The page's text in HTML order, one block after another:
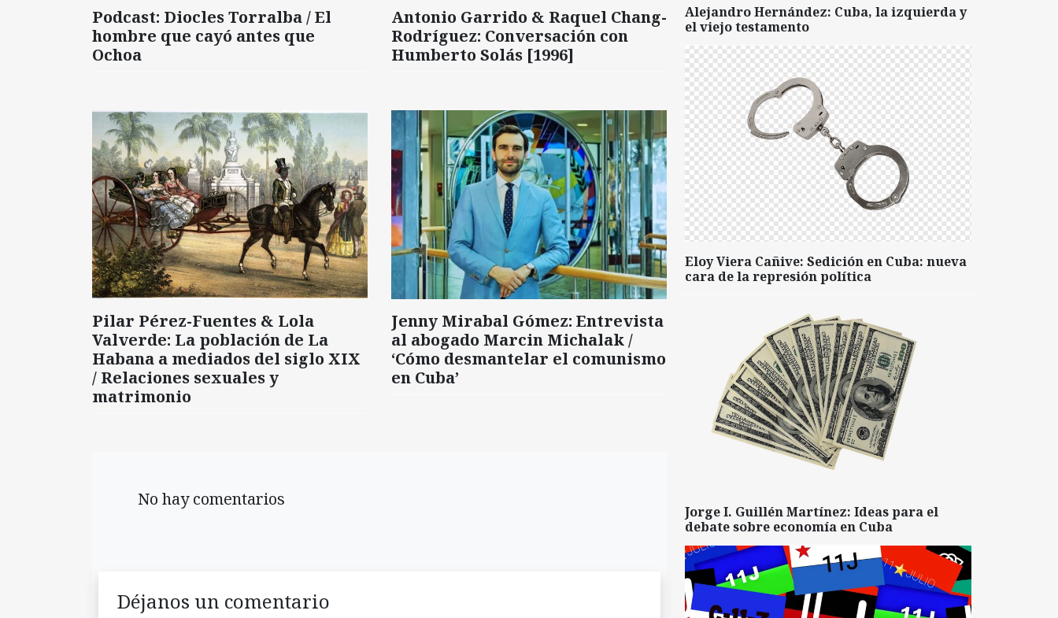
Podcast: Diocles Torralba / El
hombre que cayó antes que
Ochoa
Antonio Garrido & Raquel Chang-
Rodríguez: Conversación con
Humberto Solás [1996]
Pilar Pérez-Fuentes & Lola
Valverde: La población de La
Habana a mediados del siglo XIX
/ Relaciones sexuales y
matrimonio
Jenny Mirabal Gómez: Entrevista
al abogado Marcin Michalak /
‘Cómo desmantelar el comunismo
en Cuba’
No hay comentarios
Déjanos un comentario
Alejandro Hernández: Cuba, la izquierda y
el viejo testamento
Eloy Viera Cañive: Sedición en Cuba: nueva
cara de la represión política
Jorge I. Guillén Martínez: Ideas para el
debate sobre economía en Cuba